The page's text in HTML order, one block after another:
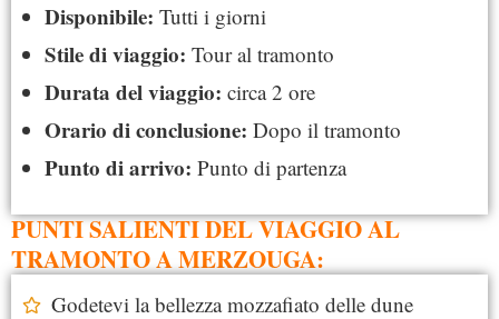
Disponibile: Tutti i giorni
Stile di viaggio: Tour al tramonto
Durata del viaggio: circa 2 ore
Orario di conclusione: Dopo il tramonto
Punto di arrivo: Punto di partenza
PUNTI SALIENTI DEL VIAGGIO AL
TRAMONTO A MERZOUGA:
Godetevi la bellezza mozzafiato delle dune